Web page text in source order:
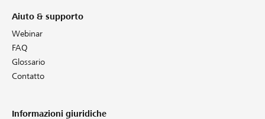
Aiuto & supporto
Webinar
FAQ
Glossario
Contatto
Informazioni giuridiche